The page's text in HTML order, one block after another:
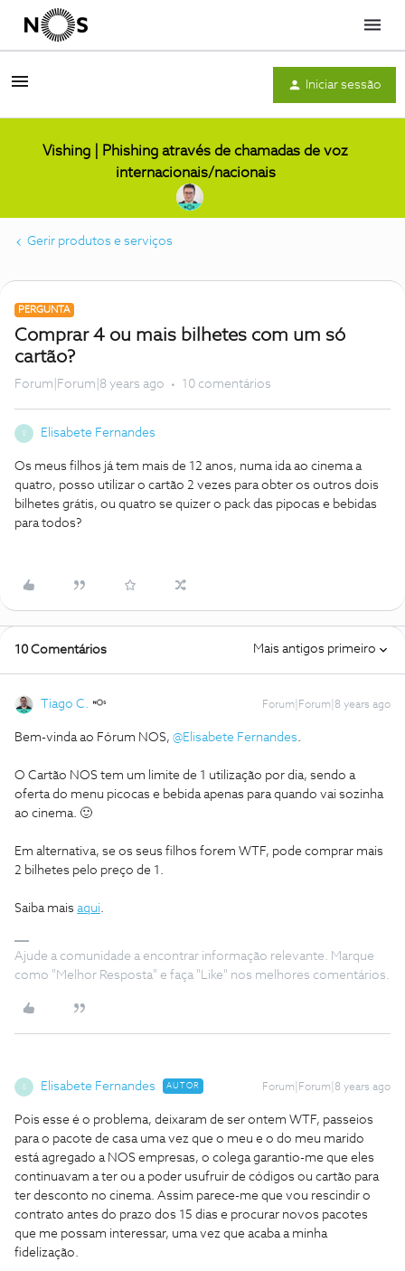
Menu
Iniciar sessão
Vishing | Phishing através de chamadas de voz
internacionais/nacionais
Gerir produtos e serviços
PERGUNTA
Comprar 4 ou mais bilhetes com um só
cartão?
Forum|Forum|8 years ago 10 comentários
E Elisabete Fernandes
Os meus filhos já tem mais de 12 anos, numa ida ao cinema a
quatro, posso utilizar o cartão 2 vezes para obter os outros dois
bilhetes grátis, ou quatro se quizer o pack das pipocas e bebidas
para todos?
10 Comentários Mais antigos primeiro
Tiago C. Forum|Forum|8 years ago
Bem-vinda ao Fórum NOS, @Elisabete Fernandes.
O Cartão NOS tem um limite de 1 utilização por dia, sendo a
oferta do menu picocas e bebida apenas para quando vai sozinha
ao cinema. 🙂
Em alternativa, se os seus filhos forem WTF, pode comprar mais
2 bilhetes pelo preço de 1.
Saiba mais aqui.
Ajude a comunidade a encontrar informação relevante. Marque
como "Melhor Resposta" e faça "Like" nos melhores comentários.
E Elisabete Fernandes AUTOR Forum|Forum|8 years ago
Pois esse é o problema, deixaram de ser ontem WTF, passeios
para o pacote de casa uma vez que o meu e o do meu marido
está agregado a NOS empresas, o colega garantio-me que eles
continuavam a ter ou a poder usufruir de códigos ou cartão para
ter desconto no cinema. Assim parece-me que vou rescindir o
contrato antes do prazo dos 15 dias e procurar novos pacotes
que me possam interessar, uma vez que acaba a minha
fidelização.